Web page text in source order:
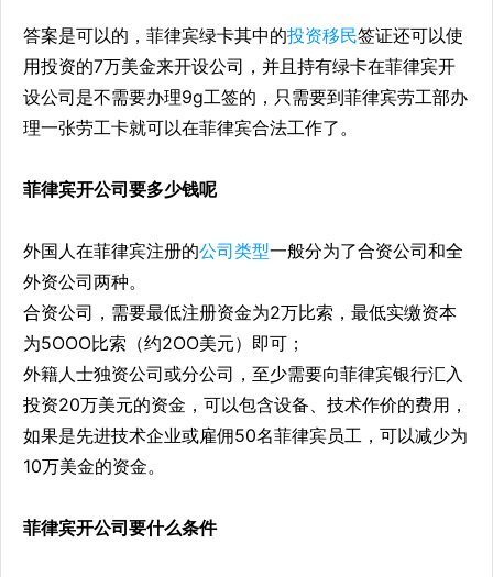
答案是可以的，菲律宾绿卡其中的投资移民签证还可以使
用投资的7万美金来开设公司，并且持有绿卡在菲律宾开
设公司是不需要办理9g工签的，只需要到菲律宾劳工部办
理一张劳工卡就可以在菲律宾合法工作了。
菲律宾开公司要多少钱呢
外国人在菲律宾注册的公司类型一般分为了合资公司和全
外资公司两种。
合资公司，需要最低注册资金为2万比索，最低实缴资本
为5OOO比索（约2OO美元）即可；
外籍人士独资公司或分公司，至少需要向菲律宾银行汇入
投资20万美元的资金，可以包含设备、技术作价的费用，
如果是先进技术企业或雇佣50名菲律宾员工，可以减少为
10万美金的资金。
菲律宾开公司要什么条件